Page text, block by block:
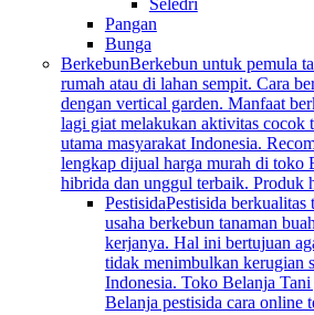
Seledri
Pangan
Bunga
BerkebunBerkebun untuk pemula
rumah atau di lahan sempit. Cara
dengan vertical garden. Manfaat
lagi giat melakukan aktivitas cocok
utama masyarakat Indonesia.
lengkap dijual harga murah di toko
hibrida dan unggul terbaik. Produk
PestisidaPestisida
usaha berkebun tanaman
kerjanya. Hal ini bertujuan
tidak menimbulkan kerugian
Indonesia. Toko Belanja
Belanja pestisida cara online